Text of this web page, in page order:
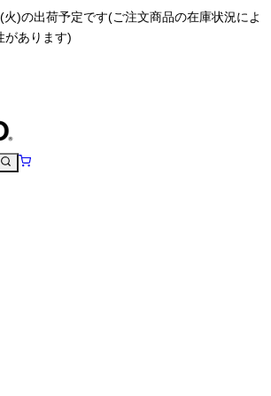
)の出荷予定です(ご注文商品の在庫状況によ
があります)